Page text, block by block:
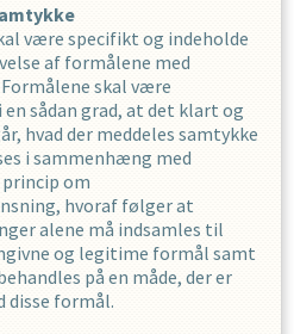
være specifikt og indeholde
af formålene med
skal være
sådan grad, at det klart og
hvad der meddeles samtykke
i sammenhæng med
om
hvoraf følger at
alene må indsamles til
og legitime formål samt
på en måde, der er
disse formål.